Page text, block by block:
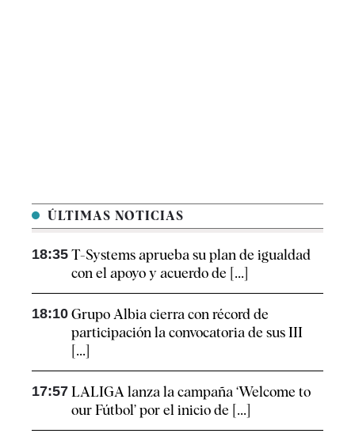
ÚLTIMAS NOTICIAS
18:35 T-Systems aprueba su plan de igualdad
con el apoyo y acuerdo de [...]
18:10 Grupo Albia cierra con récord de
participación la convocatoria de sus III
[...]
17:57 LALIGA lanza la campaña ‘Welcome to
our Fútbol’ por el inicio de [...]